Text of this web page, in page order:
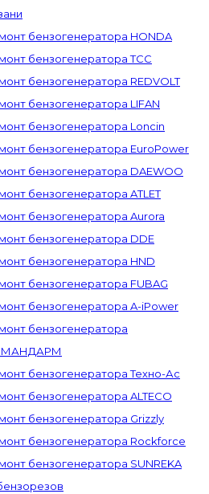
бензогенератора HONDA
бензогенератора ТСС
бензогенератора REDVOLT
бензогенератора LIFAN
бензогенератора Loncin
бензогенератора EuroPower
бензогенератора DAEWOO
бензогенератора ATLET
бензогенератора Aurora
бензогенератора DDE
бензогенератора HND
бензогенератора FUBAG
бензогенератора A-iPower
бензогенератора
бензогенератора Техно-Ас
бензогенератора ALTECO
бензогенератора Grizzly
бензогенератора Rockforce
бензогенератора SUNREKA